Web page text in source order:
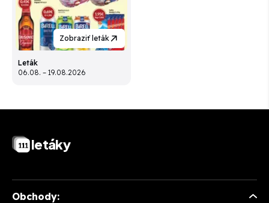
Zobraziť leták
Leták
06.08. – 19.08.2026
letáky
Obchody: